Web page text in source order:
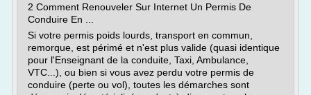
2 Comment Renouveler Sur Internet Un Permis De
Conduire En ...
Si votre permis poids lourds, transport en commun,
remorque, est périmé et n'est plus valide (quasi identique
pour l'Enseignant de la conduite, Taxi, Ambulance,
VTC...), ou bien si vous avez perdu votre permis de
conduire (perte ou vol), toutes les démarches sont